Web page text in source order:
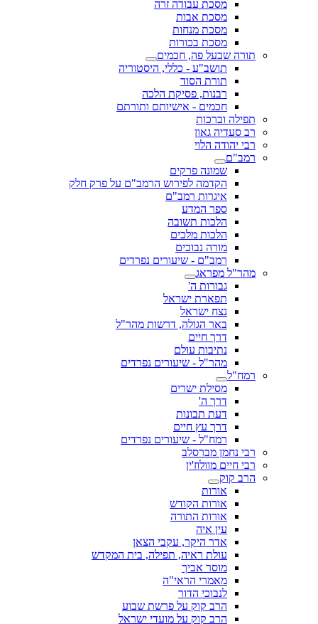
מסכת עבודה זרה
מסכת אבות
מסכת מנחות
מסכת בכורות
תורה שבעל פה, חכמים
תושב"ע - כללי, היסטוריה
תורת הסוד
רבנות, פסיקת הלכה
חכמים - אישיותם ותורתם
תפילה וברכות
רב סעדיה גאון
רבי יהודה הלוי
רמב"ם
שמונה פרקים
הקדמה לפירוש הרמב"ם על פרק חלק
איגרות רמב"ם
ספר המדע
הלכות תשובה
הלכות מלכים
מורה נבוכים
רמב"ם - שיעורים נפרדים
מהר"ל מפראג
גבורות ה'
תפארת ישראל
נצח ישראל
באר הגולה, דרשות מהר"ל
דרך חיים
נתיבות עולם
מהר"ל - שיעורים נפרדים
רמח"ל
מסילת ישרים
דרך ה'
דעת תבונות
דרך עץ חיים
רמח"ל - שיעורים נפרדים
רבי נחמן מברסלב
רבי חיים מוולוז'ין
הרב קוק
אורות
אורות הקודש
אורות התורה
עין איה
אדר היקר, עקבי הצאן
עולת ראיה, תפילה, בית המקדש
מוסר אביך
מאמרי הראי"ה
לנבוכי הדור
הרב קוק על פרשת שבוע
הרב קוק על מועדי ישראל